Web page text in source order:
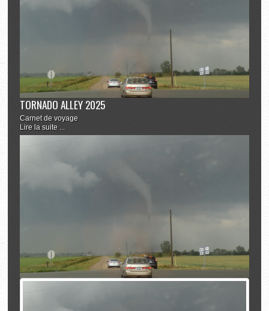
TORNADO ALLEY 2025
Carnet de voyage
Lire la suite ...